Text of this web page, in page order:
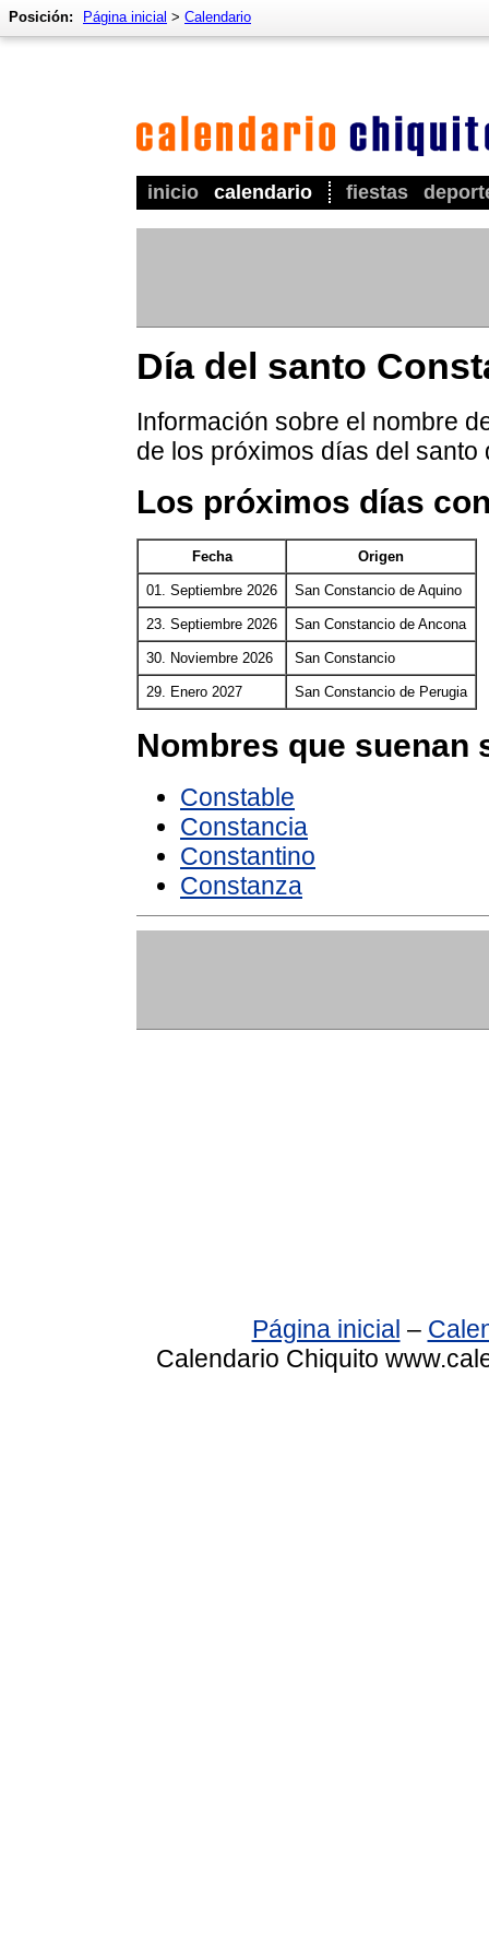
inicio calendario fiestas
Posición: Página inicial > Calendario
Día del santo
Información sobre el nombre
de los próximos días del santo
Los próximos días
Fecha Origen
01. Septiembre 2026 San Constancio de Aquino
23. Septiembre 2026 San Constancio de Ancona
30. Noviembre 2026 San Constancio
29. Enero 2027 San Constancio de Perugia
Nombres que suenan
Constable
Constancia
Constantino
Constanza
Página inicial –
Calendario Chiquito